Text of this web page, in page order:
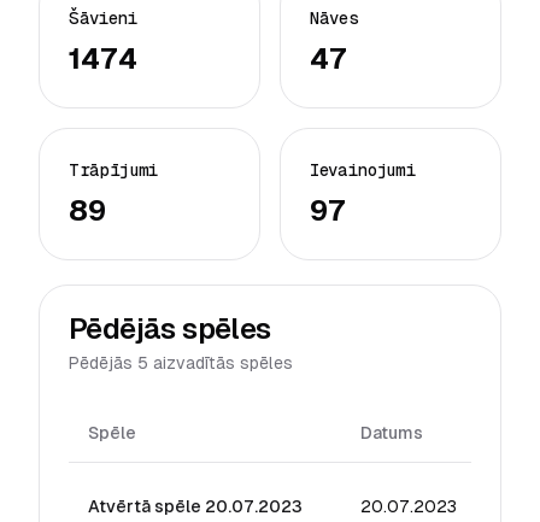
Šāvieni
1474
Nāves
47
Trāpījumi
89
Ievainojumi
97
Pēdējās spēles
Pēdējās 5 aizvadītās spēles
Spēle Datums
Atvērtā spēle 20.07.2023 20.07.2023